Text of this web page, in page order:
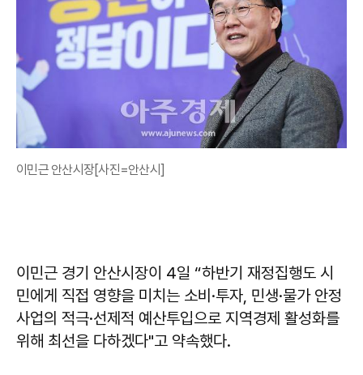
이민근 안산시장[사진=안산시]
이민근 경기 안산시장이 4일 “하반기 재정집행도 시
민에게 직접 영향을 미치는 소비·투자, 민생·물가 안정
사업의 적극·선제적 예산투입으로 지역경제 활성화를
위해 최선을 다하겠다"고 약속했다.